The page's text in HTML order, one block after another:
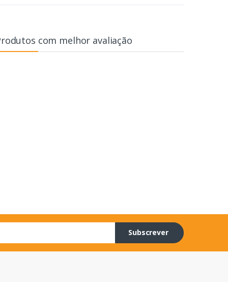
com melhor avaliação
Subscrever